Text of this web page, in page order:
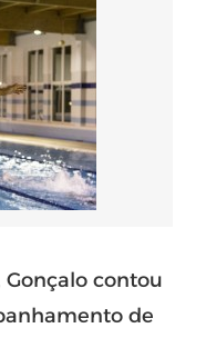
contou
de